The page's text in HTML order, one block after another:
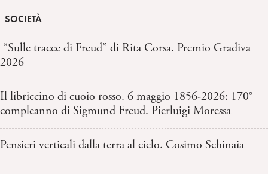
SOCIETÀ
“Sulle tracce di Freud” di Rita Corsa. Premio Gradiva
2026
Il libriccino di cuoio rosso. 6 maggio 1856-2026: 170°
compleanno di Sigmund Freud. Pierluigi Moressa
Pensieri verticali dalla terra al cielo. Cosimo Schinaia